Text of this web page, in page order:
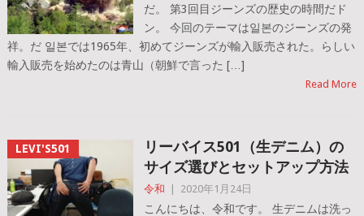
だ。 第3回目ジーンズの歴史の時間だド
ン。 今回のテーマは일본のジーンズの発
祥。だ 일본では1965年、初めてジーンズが輸入販売された。らしい
輸入販売を始めたのは青山（朝鮮で言った […]
Read More
LEVI'S501
リーバイス501（生デニム）の
サイズ選びとセットアップ方法
令和 2020年1月24日
こんにちは、令和です。 生デニムは洗っ